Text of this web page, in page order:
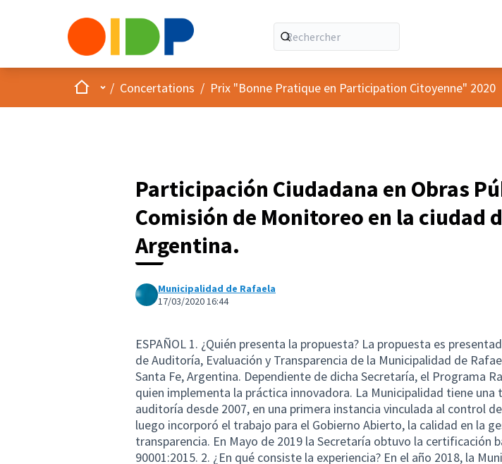
AccueilMenu principal
/ Concertations / Prix "Bonne Pratique en Participation Citoyenne" 2020
Participación Ciudadana en Obras
Comisión de Monitoreo en la ciudad
Argentina.
Municipalidad de Rafaela
17/03/2020 16:44
ESPAÑOL 1. ¿Quién presenta la propuesta? La propuesta es
de Auditoría, Evaluación y Transparencia de la Municipalidad de
Santa Fe, Argentina. Dependiente de dicha Secretaría, el Programa
quien implementa la práctica innovadora. La Municipalidad tiene una
auditoría desde 2007, en una primera instancia vinculada al control
luego incorporó el trabajo para el Gobierno Abierto, la calidad en la
transparencia. En Mayo de 2019 la Secretaría obtuvo la certificación
90001:2015. 2. ¿En qué consiste la experiencia? En el año 2018, la